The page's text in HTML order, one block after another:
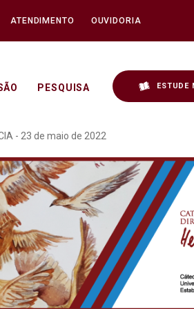
ATENDIMENTO OUVIDORIA
PESQUISA ESTUDE
- 23 de maio de 2022